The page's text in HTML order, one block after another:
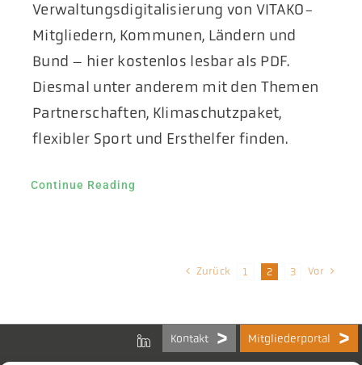
Verwaltungsdigitalisierung von VITAKO-
Mitgliedern, Kommunen, Ländern und
Bund – hier kostenlos lesbar als PDF.
Diesmal unter anderem mit den Themen
Partnerschaften, Klimaschutzpaket,
flexibler Sport und Ersthelfer finden.
Continue Reading
Zurück 1 2 3 Vor
Kontakt Mitgliederportal